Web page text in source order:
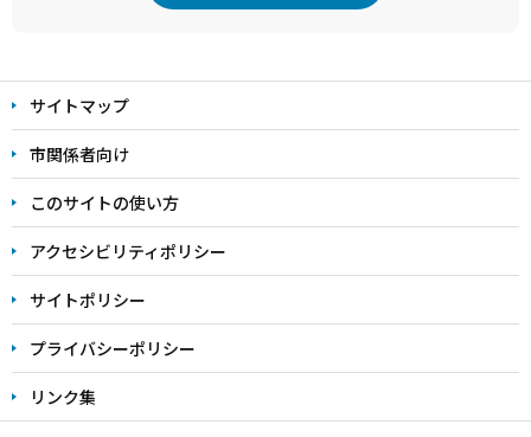
文
こ
こ
ま
サイトマップ
市関係者向け
このサイトの使い方
アクセシビリティポリシー
サイトポリシー
プライバシーポリシー
リンク集